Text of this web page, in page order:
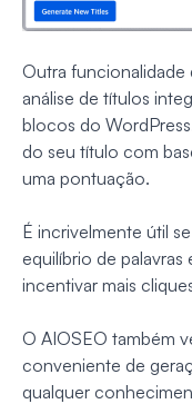
Outra funcionalidade
análise de títulos
blocos do
do seu título com
uma pontuação.
É incrivelmente útil
equilíbrio de
incentivar mais
O AIOSEO também
conveniente de
qualquer